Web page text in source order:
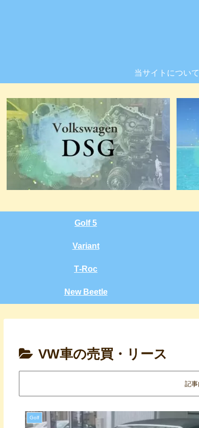
当サイトについて
Golf 5
Variant
T‑Roc
New Beetle
VW車の売買・リース
記事
Golf